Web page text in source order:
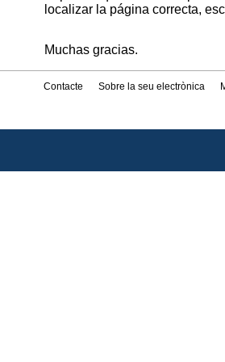
localizar la página correcta,
Muchas gracias.
Contacte Sobre la seu electrònica